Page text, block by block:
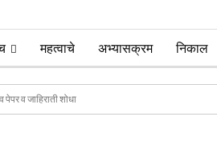
महत्वाचे अभ्यासक्रम निकाल